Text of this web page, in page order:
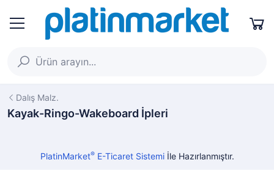
Dalış Malz.
Kayak-Ringo-Wakeboard İpleri
PlatinMarket®E-Ticaret Sistemiİle Hazırlanmıştır.